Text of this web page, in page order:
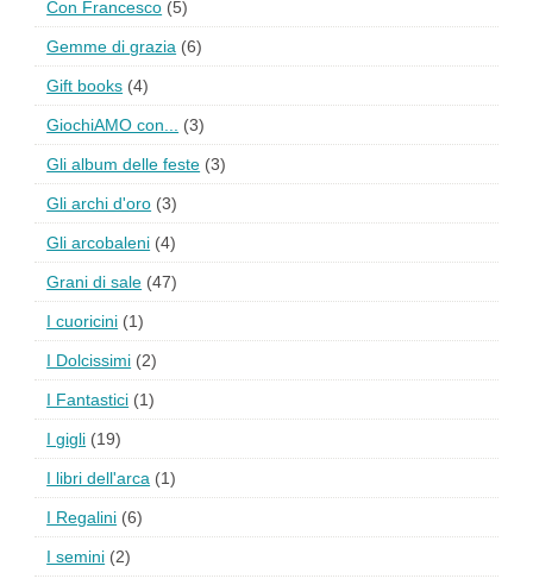
Con Francesco (5)
Gemme di grazia (6)
Gift books (4)
GiochiAMO con... (3)
Gli album delle feste (3)
Gli archi d'oro (3)
Gli arcobaleni (4)
Grani di sale (47)
I cuoricini (1)
I Dolcissimi (2)
I Fantastici (1)
I gigli (19)
I libri dell'arca (1)
I Regalini (6)
I semini (2)